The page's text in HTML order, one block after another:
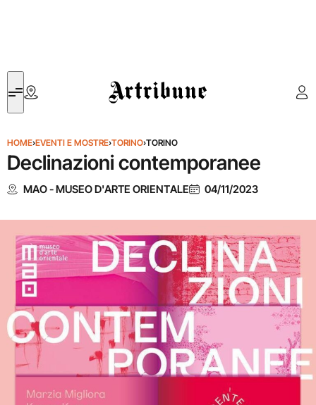
Artribune
HOME›EVENTI E MOSTRE›TORINO›TORINO
Declinazioni contemporanee
MAO - MUSEO D'ARTE ORIENTALE 04/11/2023